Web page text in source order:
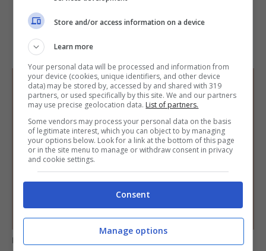
Ecco quanto rendono 7.000 euro in 3 anni
Store and/or access information on a device
Learn more
Your personal data will be processed and information from
your device (cookies, unique identifiers, and other device
data) may be stored by, accessed by and shared with 319
partners, or used specifically by this site. We and our partners
may use precise geolocation data. List of partners.
Some vendors may process your personal data on the basis
of legitimate interest, which you can object to by managing
your options below. Look for a link at the bottom of this page
or in the site menu to manage or withdraw consent in privacy
and cookie settings.
Consent
Manage options